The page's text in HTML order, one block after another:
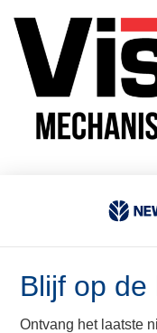
kvk nr: 17067960
BTW nr:
Blijf op de
Ontvang het laatste